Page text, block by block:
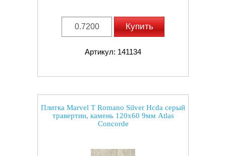
Купить
Артикул: 141134
Плитка Marvel T Romano Silver Hcda серый
травертин, камень 120x60 9мм Atlas
Concorde